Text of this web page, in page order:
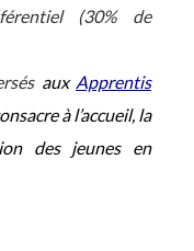
(30% de
aux Apprentis
à l’accueil, la
des jeunes en